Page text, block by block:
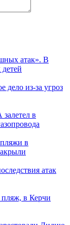
атак». В
дело из-за угроз
в
в
атак
в Керчи